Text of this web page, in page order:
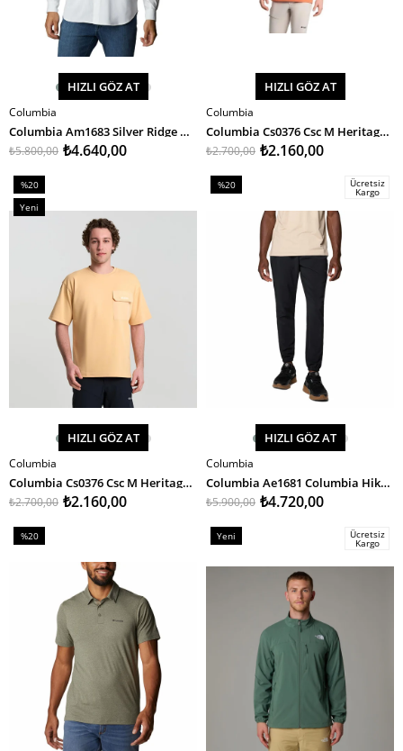
SEPETE EKLE
HIZLI GÖZ AT
Columbia
Columbia Am1683 Silver Ridge Utility Lite Long Sleeve Erkek Gömlek
₺4.640,00
₺5.800,00
SEPETE EKLE
HIZLI GÖZ AT
Columbia
Columbia Cs0376 Csc M Heritage Erkek T-Shirt
₺2.160,00
₺2.700,00
SEPETE EKLE
%20
İndirim
%20İndirim
Yeni
HIZLI GÖZ AT
Columbia
Columbia Cs0376 Csc M Heritage Erkek T-Shirt
₺2.160,00
₺2.700,00
SEPETE EKLE
%20
Ücretsiz
Kargo
HIZLI GÖZ AT
Columbia
Columbia Ae1681 Columbia Hike Jogger II Erkek Pantolon
₺4.720,00
₺5.900,00
%20
Yeni
Ücretsiz
Kargo